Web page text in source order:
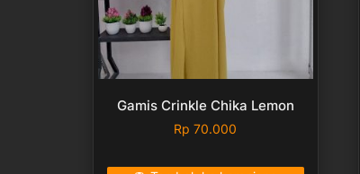
Gamis Crinkle Chika Lemon
Rp 70.000